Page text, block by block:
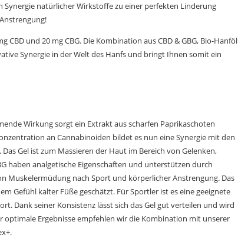
Synergie natürlicher Wirkstoffe zu einer perfekten Linderung
und 20 mg CBG. Die Kombination aus CBD & GBG, Bio-Hanföl
Synergie in der Welt des Hanfs und bringt Ihnen somit ein
Wirkung sorgt ein Extrakt aus scharfen Paprikaschoten
an Cannabinoiden bildet es nun eine Synergie mit den
Gel ist zum Massieren der Haut im Bereich von Gelenken,
haben analgetische Eigenschaften und unterstützen durch
Muskelermüdung nach Sport und körperlicher Anstrengung. Das
Gefühl kalter Füße geschätzt. Für Sportler ist es eine geeignete
Dank seiner Konsistenz lässt sich das Gel gut verteilen und wird
optimale Ergebnisse empfehlen wir die Kombination mit unserer